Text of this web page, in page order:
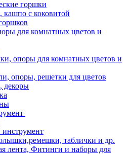
горшки
кашпо с коковитой
для комнатных цветов и
опоры для комнатных цветов и
опоры, решетки для цветов
декоры
таблички и др.
лента, Фитинги и наборы для